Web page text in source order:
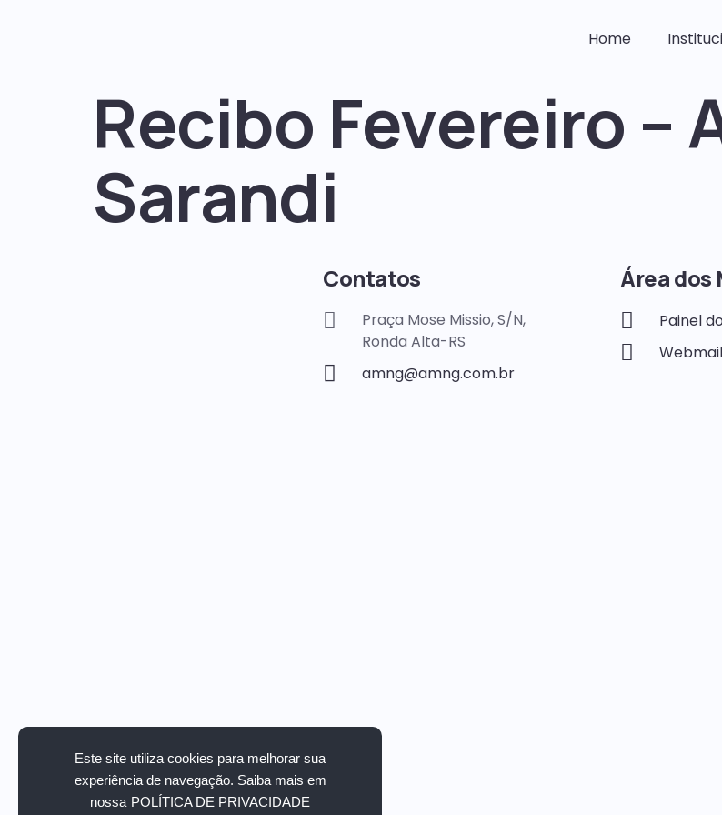
Este site utiliza cookies para melhorar sua
experiência de navegação. Saiba mais em
nossa POLÍTICA DE PRIVACIDADE
Home
Recibo Fevereiro –
Sarandi
Contatos
Praça Mose Missio, S/N,
Ronda Alta-RS
amng@amng.com.br
Área dos
Painel
Webmail